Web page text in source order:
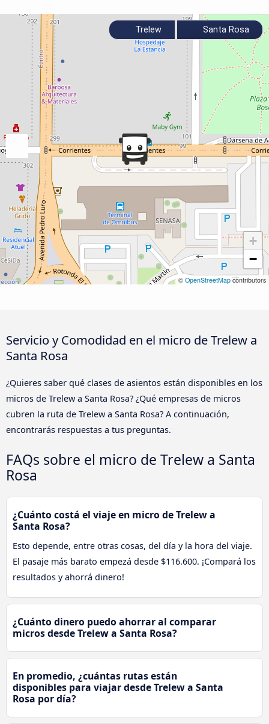
+
−
© OpenStreetMapcontributors
Trelew Santa Rosa
Servicio y Comodidad en el micro de Trelew a
Santa Rosa
¿Quieres saber qué clases de asientos están disponibles en los
micros de Trelew a Santa Rosa? ¿Qué empresas de micros
cubren la ruta de Trelew a Santa Rosa? A continuación,
encontrarás respuestas a tus preguntas.
FAQs sobre el micro de Trelew a Santa
Rosa
¿Cuánto costá el viaje en micro de Trelew a
Santa Rosa?
Esto depende, entre otras cosas, del día y la hora del viaje.
El pasaje más barato empezá desde $116.600. ¡Compará los
resultados y ahorrá dinero!
¿Cuánto dinero puedo ahorrar al comparar
micros desde Trelew a Santa Rosa?
En promedio, ¿cuántas rutas están
disponibles para viajar desde Trelew a Santa
Rosa por día?